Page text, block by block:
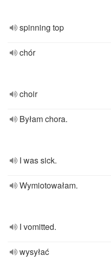
spinning top
chór
choir
Byłam chora.
I was sick.
Wymiotowałam.
I vomitted.
wysyłać